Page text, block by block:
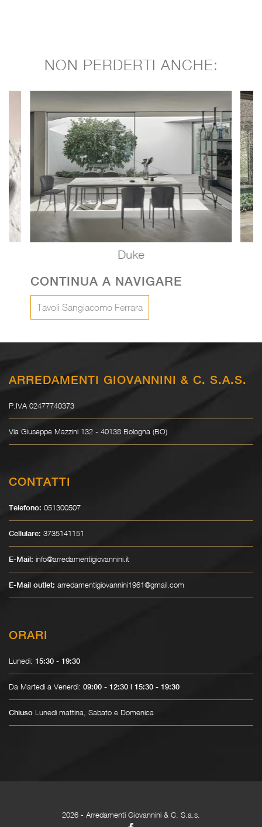
NON PERDERTI ANCHE:
Duke
CONTINUA A NAVIGARE
Tavoli Sangiacomo Ferrara
ARREDAMENTI GIOVANNINI & C. S.A.S.
P.IVA 02477740373
Via Giuseppe Mazzini 132 - 40138 Bologna (BO)
CONTATTI
Telefono: 051300507
Cellulare: 3735141151
E-Mail: info@arredamentigiovannini.it
E-Mail outlet: arredamentigiovannini1961@gmail.com
ORARI
Lunedì: 15:30 - 19:30
Da Martedì a Venerdì: 09:00 - 12:30 | 15:30 - 19:30
Chiuso Lunedì mattina, Sabato e Domenica
2026 - Arredamenti Giovannini & C. S.a.s.